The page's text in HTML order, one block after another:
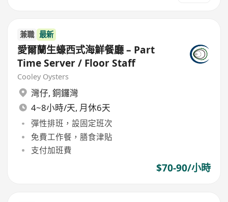
兼職 最新
愛爾蘭生蠔西式海鮮餐廳 – Part
Time Server / Floor Staff
Cooley Oysters
灣仔, 銅鑼灣
4~8小時/天, 月休6天
彈性排班，設固定班次
免費工作餐，膳食津貼
支付加班費
$70-90/小時